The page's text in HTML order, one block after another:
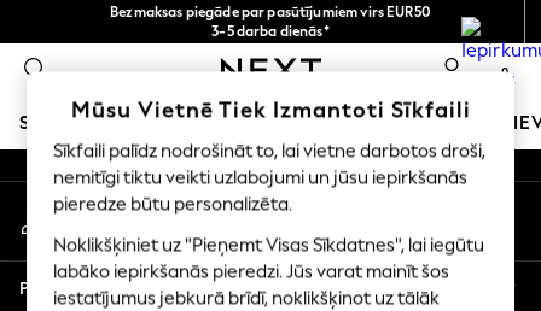
Bezmaksas piegāde par pasūtījumiem virs EUR50
3-5 darba dienās*
Tagad jūs varat
iepirkties latviešu valodā!
0
SKOLAS APĢĒRBS MEITENES ZĒNI MAZULIS
SCHOOLWEAR
All Boys Schoolwear
Shoes
Trousers
Shorts
An error occurred on client
Mūsu sociālie tīkli
Mans konts
Pierakstieties savā kontā
Palīdzība
Mūsu Vietnē Tiek Izmantoti Sīkfaili
Sīkfaili palīdz nodrošināt to, lai vietne darbotos droši,
nemitīgi tiktu veikti uzlabojumi un jūsu iepirkšanās
pieredze būtu personalizēta.
Noklikšķiniet uz "Pieņemt Visas Sīkdatnes", lai iegūtu
labāko iepirkšanās pieredzi. Jūs varat mainīt šos
iestatījumus jebkurā brīdī, noklikšķinot uz tālāk